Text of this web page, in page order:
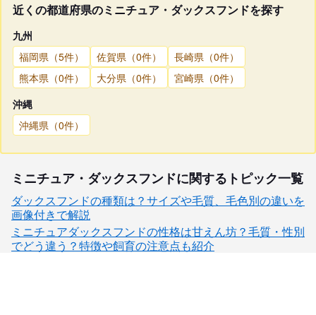
近くの都道府県のミニチュア・ダックスフンドを探す
九州
福岡県（5件）
佐賀県（0件）
長崎県（0件）
熊本県（0件）
大分県（0件）
宮崎県（0件）
沖縄
沖縄県（0件）
ミニチュア・ダックスフンドに関するトピック一覧
ダックスフンドの種類は？サイズや毛質、毛色別の違いを
画像付きで解説
ミニチュアダックスフンドの性格は甘えん坊？毛質・性別
でどう違う？特徴や飼育の注意点も紹介